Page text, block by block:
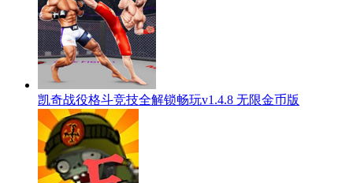
凯奇战役格斗竞技全解锁畅玩v1.4.8 无限金币版